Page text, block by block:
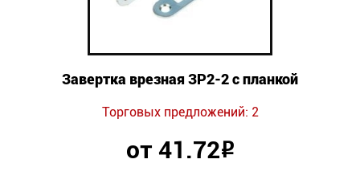
Завертка врезная ЗР2-2 с планкой
Торговых предложений: 2
от 41.72Р